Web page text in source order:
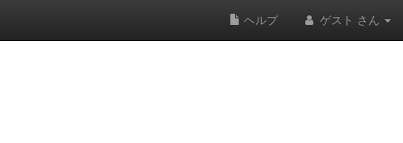
ヘルプ ゲスト さん